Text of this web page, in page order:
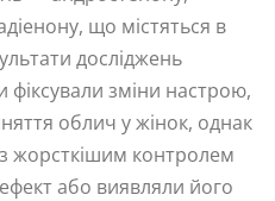
що містяться в
досліджень
фіксували зміни настрою,
облич у жінок, однак
з жорсткішим контролем
або виявляли його